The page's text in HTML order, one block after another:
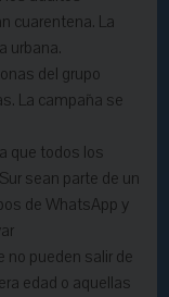
cuarentena. La
urbana.
del grupo
La campaña se
que todos los
sean parte de un
de WhatsApp y
pueden salir de
edad o aquellas